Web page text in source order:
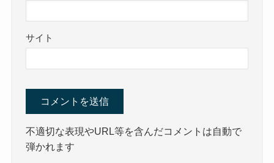
サイト
不適切な表現やURL等を含んだコメントは自動で
弾かれます